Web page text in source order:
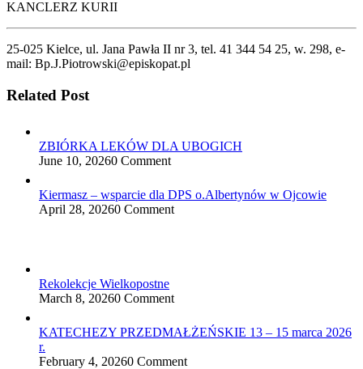
KANCLERZ KURII
25-025 Kielce, ul. Jana Pawła II nr 3, tel. 41 344 54 25, w. 298, e-
mail: Bp.J.Piotrowski@episkopat.pl
Related Post
ZBIÓRKA LEKÓW DLA UBOGICH
June 10, 20260 Comment
Kiermasz – wsparcie dla DPS o.Albertynów w Ojcowie
April 28, 20260 Comment
Rekolekcje Wielkopostne
March 8, 20260 Comment
KATECHEZY PRZEDMAŁŻEŃSKIE 13 – 15 marca 2026
r.
February 4, 20260 Comment